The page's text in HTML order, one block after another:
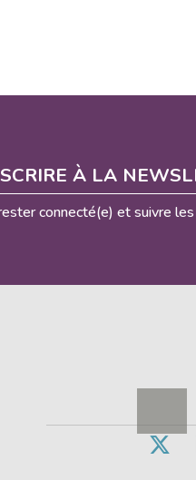
À LA
connecté(e) et suivre